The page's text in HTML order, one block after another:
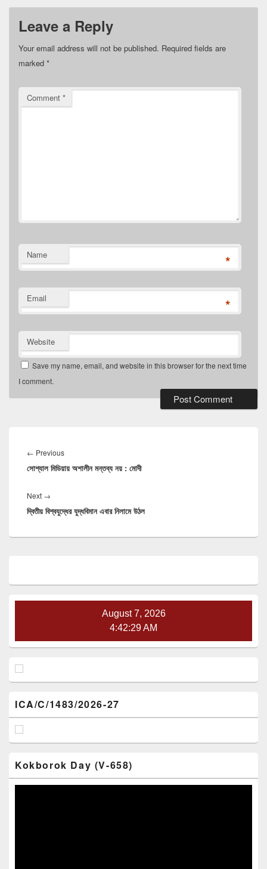
Leave a Reply
Your email address will not be published. Required fields are
marked *
Comment *
Name *
Email *
Website
Save my name, email, and website in this browser for the next time
I comment.
navigation
← PreviousPrevious
post:
সোশ্যাল মিডিয়ায় অশালীন মন্তব্য নয় : মোদী
Next →
post:
দ্বিতীয় বিশ্বযুদ্ধের যুদ্ধবিমান এবার নিলামে উঠল
Widget
August 7, 2026
4:42:30 AM
ICA/C/1483/2026-27
Kokborok Day (V-658)